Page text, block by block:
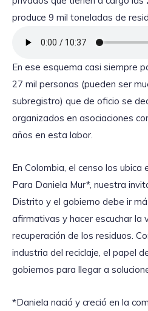
produce 9 mil toneladas de
En ese esquema casi siempre
27 mil personas (pueden ser
subregistro) que de oficio se
organizados en asociaciones
años en esta labor.
En Colombia, el censo los ubica
Para Daniela Mur*, nuestra
Distrito y el gobierno debe ir
afirmativas y hacer escuchar la
recuperación de los residuos.
industria del reciclaje, el papel
gobiernos para llegar a
*Daniela nació y creció en la